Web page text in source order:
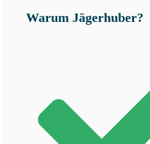
Warum Jägerhuber?